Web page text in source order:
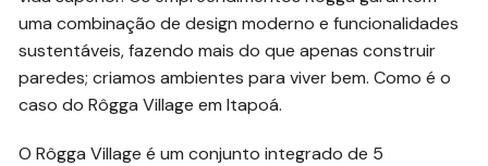
uma combinação de design moderno e funcionalidades
sustentáveis, fazendo mais do que apenas construir
paredes; criamos ambientes para viver bem. Como é o
caso do Rôgga Village em Itapoá.
O Rôgga Village é um conjunto integrado de 5